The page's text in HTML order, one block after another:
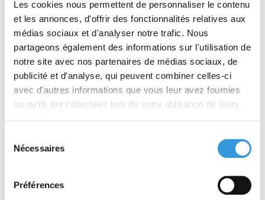
Les cookies nous permettent de personnaliser le contenu
et les annonces, d'offrir des fonctionnalités relatives aux
médias sociaux et d'analyser notre trafic. Nous
partageons également des informations sur l'utilisation de
notre site avec nos partenaires de médias sociaux, de
publicité et d'analyse, qui peuvent combiner celles-ci
avec d'autres informations que vous leur avez fournies
ou qu'ils ont collectées lors de votre utilisation de leurs
Nécessaires
Préférences
S1A SOURCES Suivi
des systèmes
À partir de 32,00 €
TTC
Découvrir
S1B Suivi des
systèmes sprinkleurs
À partir de 45,00 €
TTC
Découvrir